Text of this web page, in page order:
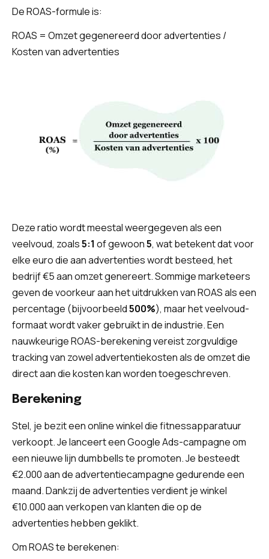
De ROAS-formule is:
ROAS = Omzet gegenereerd door advertenties /
Kosten van advertenties
Deze ratio wordt meestal weergegeven als een
veelvoud, zoals5:1 of gewoon5, wat betekent dat voor
elke euro die aan advertenties wordt besteed, het
bedrijf €5 aan omzet genereert. Sommige marketeers
geven de voorkeur aan het uitdrukken van ROAS als een
percentage (bijvoorbeeld500%), maar het veelvoud-
formaat wordt vaker gebruikt in de industrie. Een
nauwkeurige ROAS-berekening vereist zorgvuldige
tracking van zowel advertentiekosten als de omzet die
direct aan die kosten kan worden toegeschreven.
Berekening
Stel, je bezit een online winkel die fitnessapparatuur
verkoopt. Je lanceert een Google Ads-campagne om
een nieuwe lijn dumbbells te promoten. Je besteedt
€2.000 aan de advertentiecampagne gedurende een
maand. Dankzij de advertenties verdient je winkel
€10.000 aan verkopen van klanten die op de
advertenties hebben geklikt.
Om ROAS te berekenen: